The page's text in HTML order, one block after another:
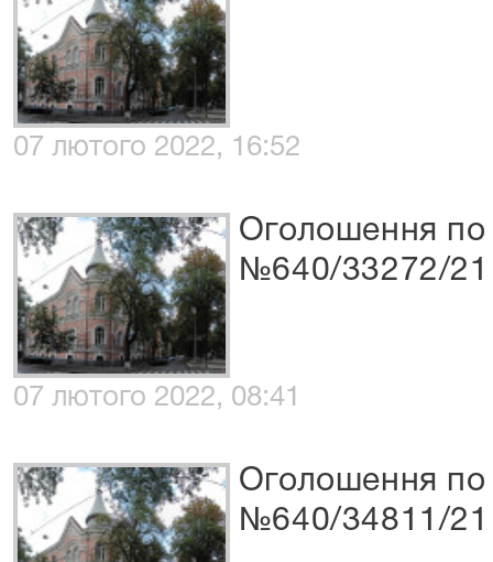
07 лютого 2022, 16:52
Оголошення по
№640/33272/21
07 лютого 2022, 08:41
Оголошення по
№640/34811/21